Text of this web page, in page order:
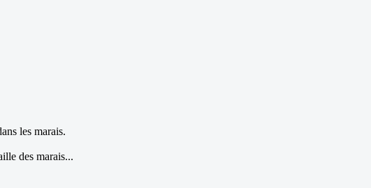
les marais.
des marais...